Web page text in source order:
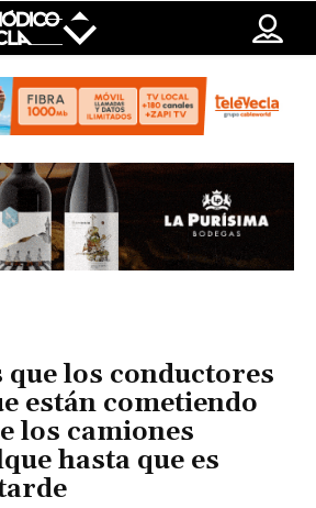
los conductores
están cometiendo
los camiones
hasta que es